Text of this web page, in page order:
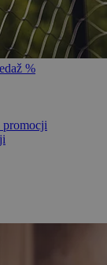
%
promocji